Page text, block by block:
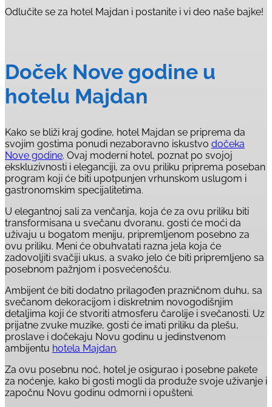
Odlučite se za hotel Majdan i postanite i vi deo naše bajke!
Doček Nove godine u
hotelu Majdan
Kako se bliži kraj godine, hotel Majdan se priprema da
svojim gostima ponudi nezaboravno iskustvo dočeka
Nove godine. Ovaj moderni hotel, poznat po svojoj
ekskluzivnosti i eleganciji, za ovu priliku priprema poseban
program koji će biti upotpunjen vrhunskom uslugom i
gastronomskim specijalitetima.
U elegantnoj sali za venčanja, koja će za ovu priliku biti
transformisana u svečanu dvoranu, gosti će moći da
uživaju u bogatom meniju, pripremljenom posebno za
ovu priliku. Meni će obuhvatati razna jela koja će
zadovoljiti svačiji ukus, a svako jelo će biti pripremljeno sa
posebnom pažnjom i posvećenošću.
Ambijent će biti dodatno prilagođen prazničnom duhu, sa
svečanom dekoracijom i diskretnim novogodišnjim
detaljima koji će stvoriti atmosferu čarolije i svečanosti. Uz
prijatne zvuke muzike, gosti će imati priliku da plešu,
proslave i dočekaju Novu godinu u jedinstvenom
ambijentu hotela Majdan.
Za ovu posebnu noć, hotel je osigurao i posebne pakete
za noćenje, kako bi gosti mogli da produže svoje uživanje i
započnu Novu godinu odmorni i opušteni.